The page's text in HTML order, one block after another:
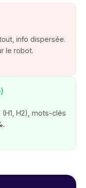
info dispersée.
le robot.
H2), mots-clés